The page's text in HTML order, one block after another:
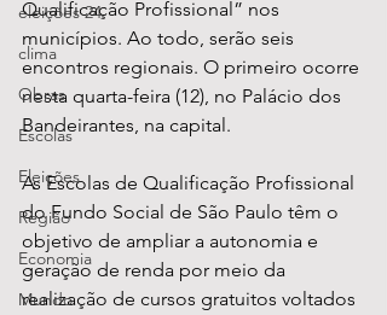
eleições 24
clima
Obras
Escolas
Eleições
Região
Economia
Mundo
Qualificação Profissional” nos
municípios. Ao todo, serão seis
encontros regionais. O primeiro ocorre
nesta quarta-feira (12), no Palácio dos
Bandeirantes, na capital.
As Escolas de Qualificação Profissional
do Fundo Social de São Paulo têm o
objetivo de ampliar a autonomia e
geração de renda por meio da
realização de cursos gratuitos voltados